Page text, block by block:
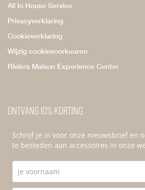
All In House Service
Privacyverklaring
Cookieverklaring
Wijzig cookievoorkeuren
Rivièra Maison Experience Center
Ontvang 10% korting
Schrijf je in voor onze nieuwsbrief en
te besteden aan accessoires in onze